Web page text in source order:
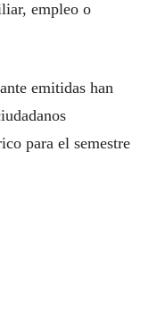
empleo o
emitidas han
para el semestre